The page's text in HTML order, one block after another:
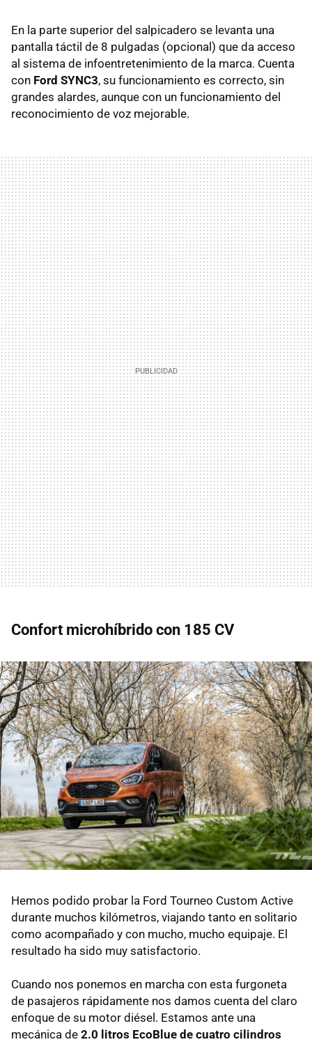
En la parte superior del salpicadero se levanta una
pantalla táctil de 8 pulgadas (opcional) que da acceso
al sistema de infoentretenimiento de la marca. Cuenta
con Ford SYNC3, su funcionamiento es correcto, sin
grandes alardes, aunque con un funcionamiento del
reconocimiento de voz mejorable.
Confort microhíbrido con 185 CV
Hemos podido probar la Ford Tourneo Custom Active
durante muchos kilómetros, viajando tanto en solitario
como acompañado y con mucho, mucho equipaje. El
resultado ha sido muy satisfactorio.
Cuando nos ponemos en marcha con esta furgoneta
de pasajeros rápidamente nos damos cuenta del claro
enfoque de su motor diésel. Estamos ante una
mecánica de 2.0 litros EcoBlue de cuatro cilindros